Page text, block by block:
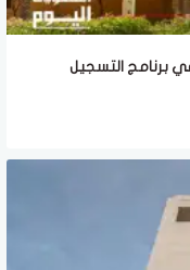
برنامج التسجيل